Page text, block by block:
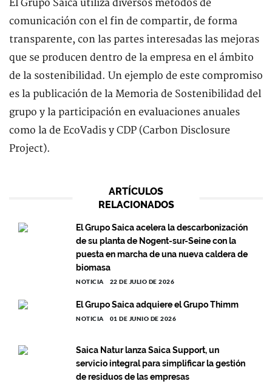
El Grupo Saica utiliza diversos métodos de
comunicación con el fin de compartir, de forma
transparente, con las partes interesadas las mejoras
que se producen dentro de la empresa en el ámbito
de la sostenibilidad. Un ejemplo de este compromiso
es la publicación de la Memoria de Sostenibilidad del
grupo y la participación en evaluaciones anuales
como la de EcoVadis y CDP (Carbon Disclosure
Project).
ARTÍCULOS
RELACIONADOS
El Grupo Saica acelera la descarbonización
de su planta de Nogent-sur-Seine con la
puesta en marcha de una nueva caldera de
biomasa
NOTICIA 22 DE JULIO DE 2026
El Grupo Saica adquiere el Grupo Thimm
NOTICIA 01 DE JUNIO DE 2026
Saica Natur lanza Saica Support, un
servicio integral para simplificar la gestión
de residuos de las empresas